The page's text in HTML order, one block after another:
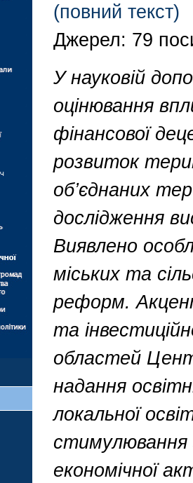
(повний текст)
Джерел: 79
У науковій
оцінювання
фінансової
розвиток
об’єднаних
дослідження
Виявлено
міських та
реформ.
та
областей
надання
локальної
стимулювання
економічної